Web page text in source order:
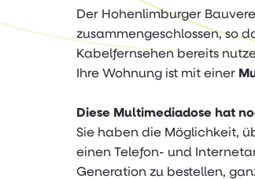
Der Hohenlimburger
zusammengeschlossen, so
Kabelfernsehen bereits
Ihre Wohnung ist mit einer
Diese Multimediadose hat
Sie haben die Möglichkeit,
einen Telefon- und
Generation zu bestellen,